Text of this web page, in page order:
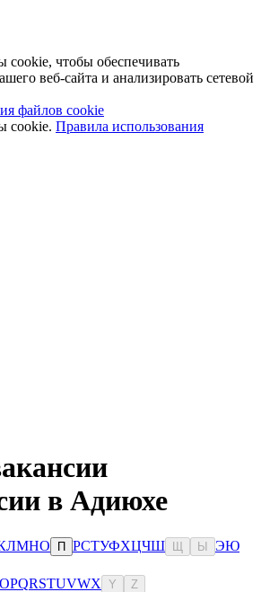
чтобы обеспечивать
веб-сайта и анализировать сетевой
файлов cookie
cookie. Правила использования
в Адиюхе
ЛМНО П РСТУФХЦЧШ Ы ЭЮ
OPQRSTUVWX Y Z